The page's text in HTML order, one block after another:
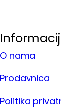
O nama
Prodavnica
Politika